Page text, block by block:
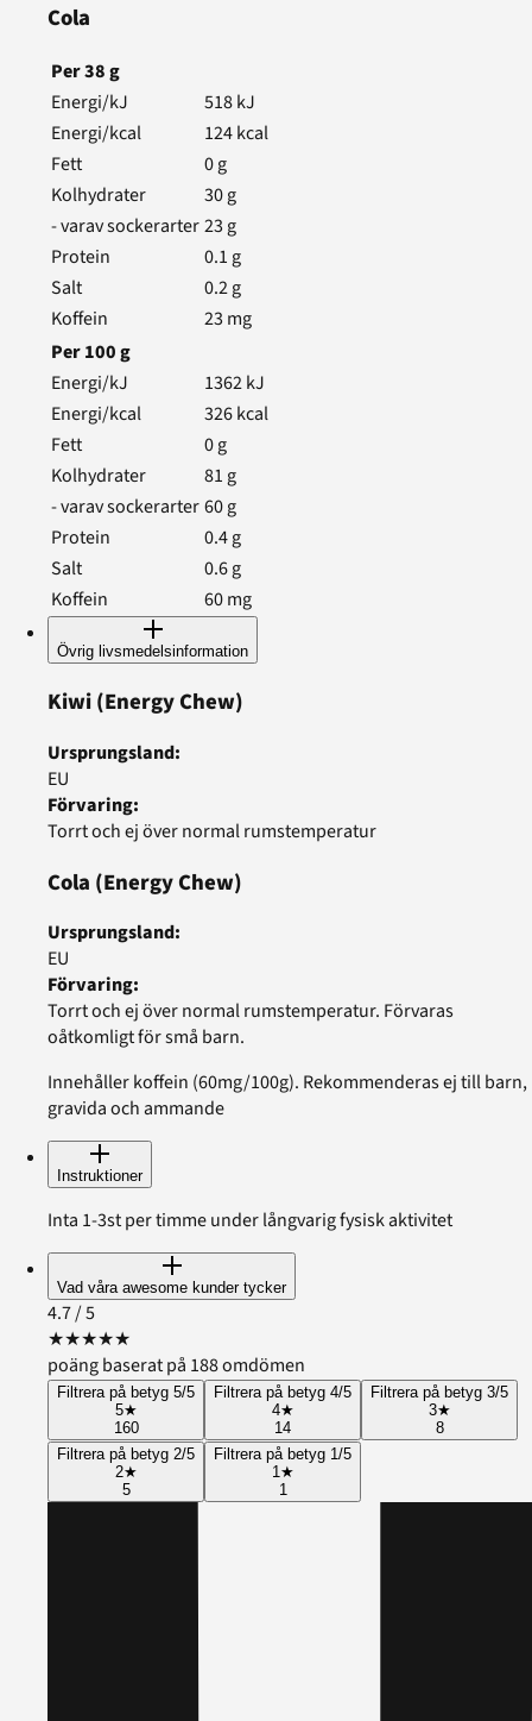
Cola
Per38g
Energi/kJ
518kJ
Energi/kcal
124kcal
Fett
0g
Kolhydrater
30g
- varav sockerarter23g
Protein
0.1g
Salt
0.2g
Koffein
23 mg
Per100g
Energi/kJ
1362kJ
Energi/kcal
326kcal
Fett
0g
Kolhydrater
81g
- varav sockerarter60g
Protein
0.4g
Salt
0.6g
Koffein
60mg
Övrig livsmedelsinformation
Kiwi(Energy Chew)
Ursprungsland:
EU
Förvaring:
Torrt och ej över normal rumstemperatur
Cola (Energy Chew)
Ursprungsland:
EU
Förvaring:
Torrt och ej över normal rumstemperatur. Förvaras
oåtkomligt för små barn.
Innehåller koffein (60mg/100g). Rekommenderas ej till barn,
gravida och ammande
Instruktioner
Inta 1-3st per timme under långvarig fysisk aktivitet
Vad våra awesome kunder tycker
4.7/ 5
★★★★★
poäng baserat på 188 omdömen
Filtrera på betyg 5/5
5★
160
Filtrera på betyg 4/5
4★
14
Filtrera på betyg 3/5
3★
8
Filtrera på betyg 2/5
2★
5
Filtrera på betyg 1/5
1★
1